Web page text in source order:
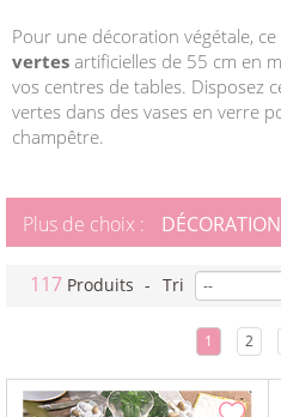
Pour une décoration végétale, ce
vertes artificielles de 55 cm en
vos centres de tables. Disposez
vertes dans des vases en verre
champêtre.
Plus de choix :
117 Produits - Tri
1 2